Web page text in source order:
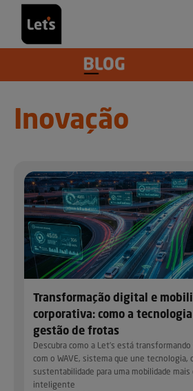
Inovação
Transformação digital e
corporativa: como a
gestão de frotas
Descubra como a Let’s está
com o WAVE, sistema que une tecnologia,
sustentabilidade para uma mobilidade
inteligente